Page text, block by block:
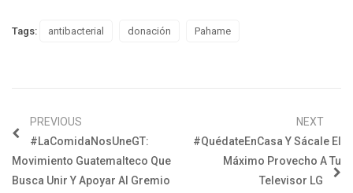
Tags: antibacterial donación Pahame
PREVIOUS
#LaComidaNosUneGT:
Movimiento Guatemalteco Que
Busca Unir Y Apoyar Al Gremio
NEXT
#QuédateEnCasa Y Sácale El
Máximo Provecho A Tu
Televisor LG